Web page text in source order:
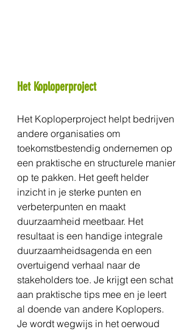
Het Koploperproject
Het Koploperproject helpt bedrijven
andere organisaties om
toekomstbestendig ondernemen op
een praktische en structurele manier
op te pakken. Het geeft helder
inzicht in je sterke punten en
verbeterpunten en maakt
duurzaamheid meetbaar. Het
resultaat is een handige integrale
duurzaamheidsagenda en een
overtuigend verhaal naar de
stakeholders toe. Je krijgt een schat
aan praktische tips mee en je leert
al doende van andere Koplopers.
Je wordt wegwijs in het oerwoud